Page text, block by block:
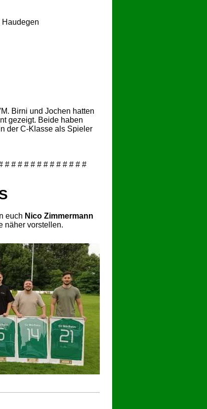
Birni und Jochen hatten
gezeigt. Beide haben
der C-Klasse als Spieler
# # # # # # # # # # # # #
euch Nico Zimmermann
näher vorstellen.